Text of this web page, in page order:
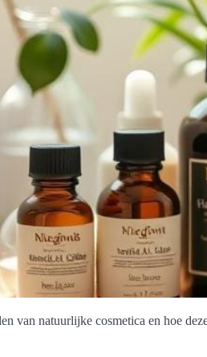
van natuurlijke cosmetica en hoe